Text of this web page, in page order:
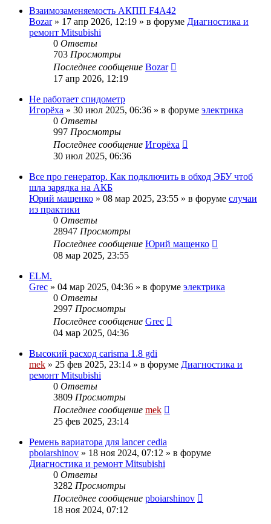
Взаимозаменяемость АКПП F4A42
Bozar» 17 апр 2026, 12:19 » в форуме Диагностика и
ремонт Mitsubishi
0 Ответы
703 Просмотры
Последнее сообщение Bozar
17 апр 2026, 12:19
Не работает спидометр
Игорёха » 30 июл 2025, 06:36 » в форуме электрика
0 Ответы
997 Просмотры
Последнее сообщение Игорёха
30 июл 2025, 06:36
Все про генератор. Как подключить в обход ЭБУ чтоб
шла зарядка на АКБ
Юрий мащенко » 08 мар 2025, 23:55 » в форуме случаи
из практики
0 Ответы
28947 Просмотры
Последнее сообщение Юрий мащенко
08 мар 2025, 23:55
ELM.
Grec » 04 мар 2025, 04:36 » в форуме электрика
0 Ответы
2997 Просмотры
Последнее сообщение Grec
04 мар 2025, 04:36
Высокий расход carisma 1.8 gdi
mek » 25 фев 2025, 23:14 » в форуме Диагностика и
ремонт Mitsubishi
0 Ответы
3809 Просмотры
Последнее сообщение mek
25 фев 2025, 23:14
Ремень вариатора для lancer cedia
pboiarshinov » 18 ноя 2024, 07:12 » в форуме
Диагностика и ремонт Mitsubishi
0 Ответы
3282 Просмотры
Последнее сообщение pboiarshinov
18 ноя 2024, 07:12